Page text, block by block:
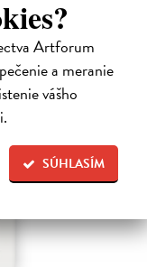
Artforum
a meranie
vášho
SÚHLASÍM